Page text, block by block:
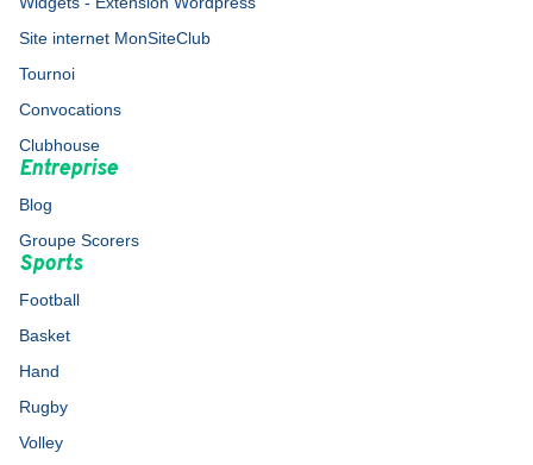
Site internet MonSiteClub
Tournoi
Convocations
Clubhouse
Entreprise
Blog
Groupe Scorers
Sports
Football
Basket
Hand
Rugby
Volley